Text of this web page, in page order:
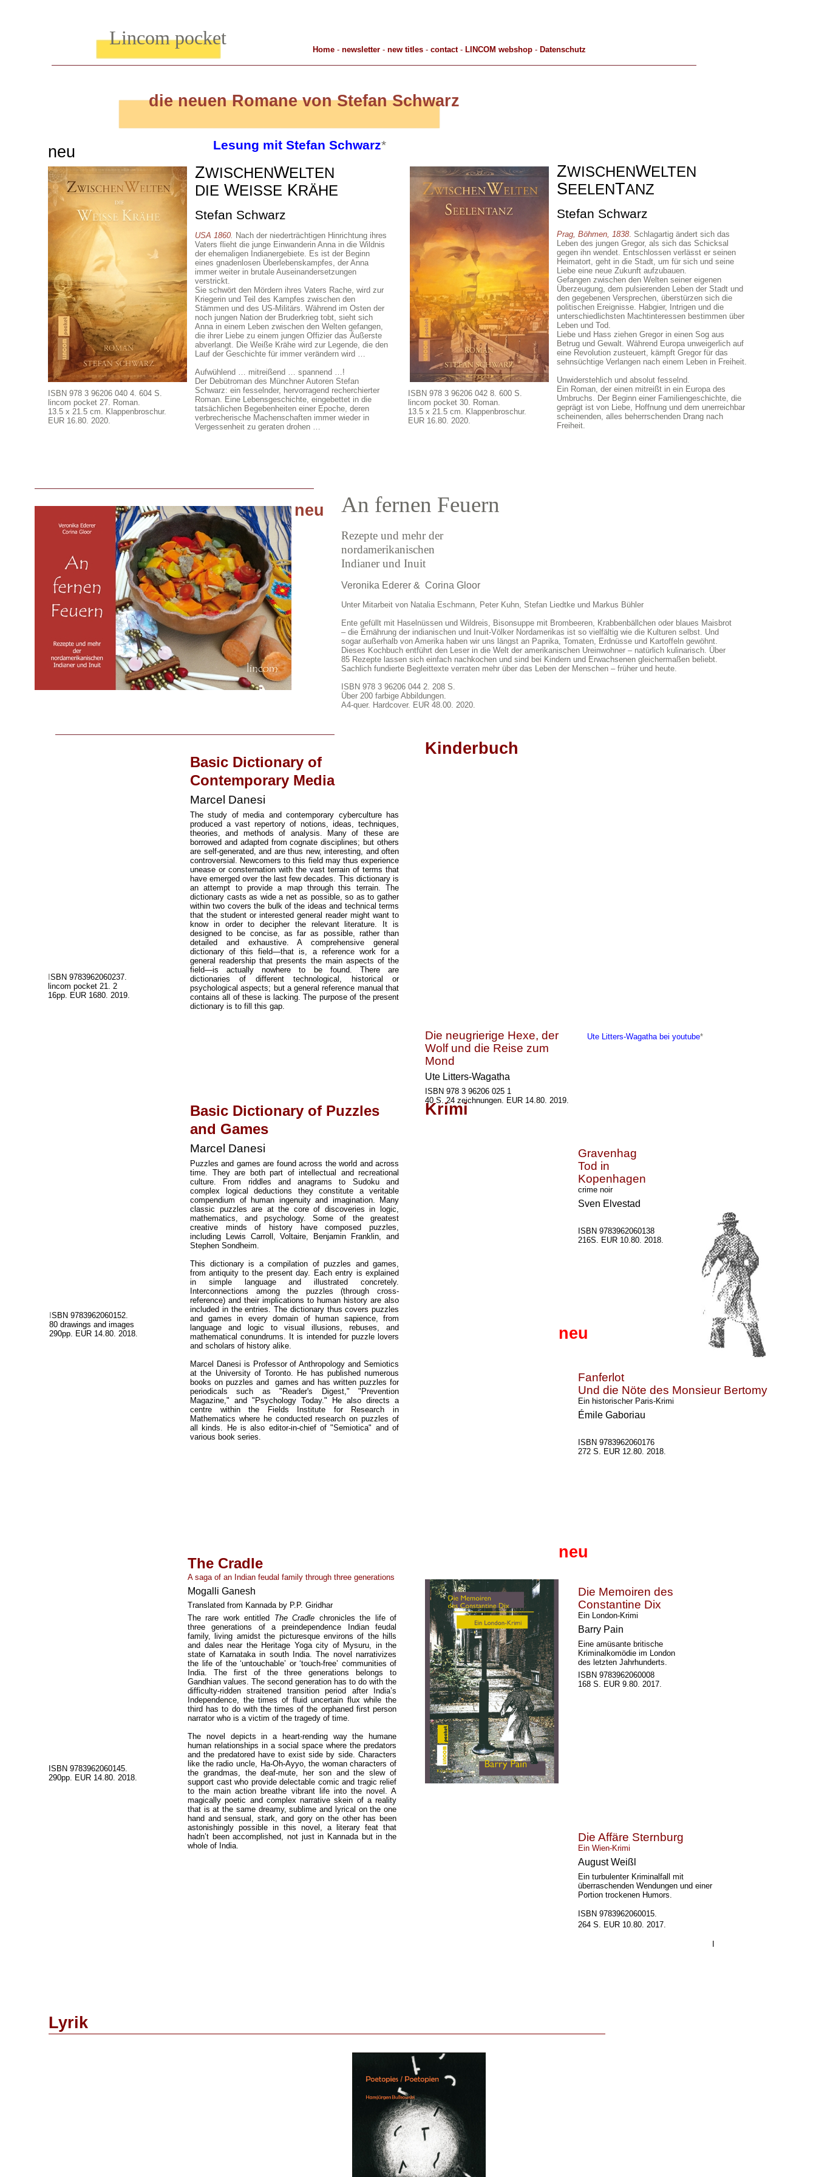
Lincom pocket
Home - newsletter - new titles - contact - LINCOM webshop - Datenschutz
Lyrik
Die Memoiren des
Constantine Dix
Ein London-Krimi
Barry Pain
Eine amüsante britische
Kriminalkomödie im London
des letzten Jahrhunderts.
ISBN 9783962060008
168 S. EUR 9.80. 2017.
die neuen Romane von Stefan Schwarz
Die Affäre Sternburg
Ein Wien-Krimi
August Weißl
Ein turbulenter Kriminalfall mit
überraschenden Wendungen und einer
Portion trockenen Humors.
ISBN 9783962060015.
264 S. EUR 10.80. 2017.
Basic Dictionary of Puzzles
and Games
Marcel Danesi
Puzzles and games are found across the world and across
time. They are both part of intellectual and recreational
culture. From riddles and anagrams to Sudoku and
complex logical deductions they constitute a veritable
compendium of human ingenuity and imagination. Many
classic puzzles are at the core of discoveries in logic,
mathematics, and psychology. Some of the greatest
creative minds of history have composed puzzles,
including Lewis Carroll, Voltaire, Benjamin Franklin, and
Stephen Sondheim.
This dictionary is a compilation of puzzles and games,
from antiquity to the present day. Each entry is explained
in simple language and illustrated concretely.
Interconnections among the puzzles (through cross-
reference) and their implications to human history are also
included in the entries. The dictionary thus covers puzzles
and games in every domain of human sapience, from
language and logic to visual illusions, rebuses, and
mathematical conundrums. It is intended for puzzle lovers
and scholars of history alike.
Marcel Danesi is Professor of Anthropology and Semiotics
at the University of Toronto. He has published numerous
books on puzzles and games and has written puzzles for
periodicals such as "Reader's Digest," "Prevention
Magazine," and "Psychology Today." He also directs a
centre within the Fields Institute for Research in
Mathematics where he conducted research on puzzles of
all kinds. He is also editor-in-chief of "Semiotica" and of
various book series.
The Cradle
A saga of an Indian feudal family through three generations
Mogalli Ganesh
Translated from Kannada by P.P. Giridhar
The rare work entitled The Cradle chronicles the life of
three generations of a preindependence Indian feudal
family, living amidst the picturesque environs of the hills
and dales near the Heritage Yoga city of Mysuru, in the
state of Karnataka in south India. The novel narrativizes
the life of the ‘untouchable’ or ‘touch-free’ communities of
India. The first of the three generations belongs to
Gandhian values. The second generation has to do with the
difficulty-ridden straitened transition period after India’s
Independence, the times of fluid uncertain flux while the
third has to do with the times of the orphaned first person
narrator who is a victim of the tragedy of time.
The novel depicts in a heart-rending way the humane
human relationships in a social space where the predators
and the predatored have to exist side by side. Characters
like the radio uncle, Ha-Oh-Ayyo, the woman characters of
the grandmas, the deaf-mute, her son and the slew of
support cast who provide delectable comic and tragic relief
to the main action breathe vibrant life into the novel. A
magically poetic and complex narrative skein of a reality
that is at the same dreamy, sublime and lyrical on the one
hand and sensual, stark, and gory on the other has been
astonishingly possible in this novel, a literary feat that
hadn’t been accomplished, not just in Kannada but in the
whole of India.
ISBN 9783962060145.
290pp. EUR 14.80. 2018.
SBN 9783962060152.
80 drawings and images
290pp. EUR 14.80. 2018.
Kinderbuch
Die neugrierige Hexe, der
Wolf und die Reise zum
Mond
Ute Litters-Wagatha
ISBN 978 3 96206 025 1
40 S. 24 zeichnungen. EUR 14.80. 2019.
Basic Dictionary of
Contemporary Media
Marcel Danesi
The study of media and contemporary cyberculture has
produced a vast repertory of notions, ideas, techniques,
theories, and methods of analysis. Many of these are
borrowed and adapted from cognate disciplines; but others
are self-generated, and are thus new, interesting, and often
controversial. Newcomers to this field may thus experience
unease or consternation with the vast terrain of terms that
have emerged over the last few decades. This dictionary is
an attempt to provide a map through this terrain. The
dictionary casts as wide a net as possible, so as to gather
within two covers the bulk of the ideas and technical terms
that the student or interested general reader might want to
know in order to decipher the relevant literature. It is
designed to be concise, as far as possible, rather than
detailed and exhaustive. A comprehensive general
dictionary of this field—that is, a reference work for a
general readership that presents the main aspects of the
field—is actually nowhere to be found. There are
dictionaries of different technological, historical or
psychological aspects; but a general reference manual that
contains all of these is lacking. The purpose of the present
dictionary is to fill this gap.
Krimi
Gravenhag
Tod in
Kopenhagen
crime noir
Sven Elvestad
ISBN 9783962060138
216S. EUR 10.80. 2018.
Fanferlot
Und die Nöte des Monsieur Bertomy
Ein historischer Paris-Krimi
Émile Gaboriau
ISBN 9783962060176
272 S. EUR 12.80. 2018.
neu
neu
neu
ZWISCHENWELTEN
DIE WEISSE KRÄHE
Stefan Schwarz
USA 1860. Nach der niederträchtigen Hinrichtung ihres
Vaters flieht die junge Einwanderin Anna in die Wildnis
der ehemaligen Indianergebiete. Es ist der Beginn
eines gnadenlosen Überlebenskampfes, der Anna
immer weiter in brutale Auseinandersetzungen
verstrickt.
Sie schwört den Mördern ihres Vaters Rache, wird zur
Kriegerin und Teil des Kampfes zwischen den
Stämmen und des US-Militärs. Während im Osten der
noch jungen Nation der Bruderkrieg tobt, sieht sich
Anna in einem Leben zwischen den Welten gefangen,
die ihrer Liebe zu einem jungen Offizier das Äußerste
abverlangt. Die Weiße Krähe wird zur Legende, die den
Lauf der Geschichte für immer verändern wird …
Aufwühlend … mitreißend … spannend …!
Der Debütroman des Münchner Autoren Stefan
Schwarz: ein fesselnder, hervorragend recherchierter
Roman. Eine Lebensgeschichte, eingebettet in die
tatsächlichen Begebenheiten einer Epoche, deren
verbrecherische Machenschaften immer wieder in
Vergessenheit zu geraten drohen …
ZWISCHENWELTEN
SEELENTANZ
Stefan Schwarz
Prag, Böhmen, 1838. Schlagartig ändert sich das
Leben des jungen Gregor, als sich das Schicksal
gegen ihn wendet. Entschlossen verlässt er seinen
Heimatort, geht in die Stadt, um für sich und seine
Liebe eine neue Zukunft aufzubauen.
Gefangen zwischen den Welten seiner eigenen
Überzeugung, dem pulsierenden Leben der Stadt und
den gegebenen Versprechen, überstürzen sich die
politischen Ereignisse. Habgier, Intrigen und die
unterschiedlichsten Machtinteressen bestimmen über
Leben und Tod.
Liebe und Hass ziehen Gregor in einen Sog aus
Betrug und Gewalt. Während Europa unweigerlich auf
eine Revolution zusteuert, kämpft Gregor für das
sehnsüchtige Verlangen nach einem Leben in Freiheit.
Unwiderstehlich und absolut fesselnd.
Ein Roman, der einen mitreißt in ein Europa des
Umbruchs. Der Beginn einer Familiengeschichte, die
geprägt ist von Liebe, Hoffnung und dem unerreichbar
scheinenden, alles beherrschenden Drang nach
Freiheit.
ISBN 978 3 96206 040 4. 604 S.
lincom pocket 27. Roman.
13.5 x 21.5 cm. Klappenbroschur.
EUR 16.80. 2020.
ISBN 978 3 96206 042 8. 600 S.
lincom pocket 30. Roman.
13.5 x 21.5 cm. Klappenbroschur.
EUR 16.80. 2020.
neu An fernen Feuern
Rezepte und mehr der
nordamerikanischen
Indianer und Inuit
Veronika Ederer & Corina Gloor
Unter Mitarbeit von Natalia Eschmann, Peter Kuhn, Stefan Liedtke und Markus Bühler
Ente gefüllt mit Haselnüssen und Wildreis, Bisonsuppe mit Brombeeren, Krabbenbällchen oder blaues Maisbrot
– die Ernährung der indianischen und Inuit-Völker Nordamerikas ist so vielfältig wie die Kulturen selbst. Und
sogar außerhalb von Amerika haben wir uns längst an Paprika, Tomaten, Erdnüsse und Kartoffeln gewöhnt.
Dieses Kochbuch entführt den Leser in die Welt der amerikanischen Ureinwohner – natürlich kulinarisch. Über
85 Rezepte lassen sich einfach nachkochen und sind bei Kindern und Erwachsenen gleichermaßen beliebt.
Sachlich fundierte Begleittexte verraten mehr über das Leben der Menschen – früher und heute.
ISBN 978 3 96206 044 2. 208 S.
Über 200 farbige Abbildungen.
A4-quer. Hardcover. EUR 48.00. 2020.
SBN 9783962060237.
lincom pocket 21. 2
16pp. EUR 1680. 2019.
Ute Litters-Wagatha bei youtube*
Lesung mit Stefan Schwarz*